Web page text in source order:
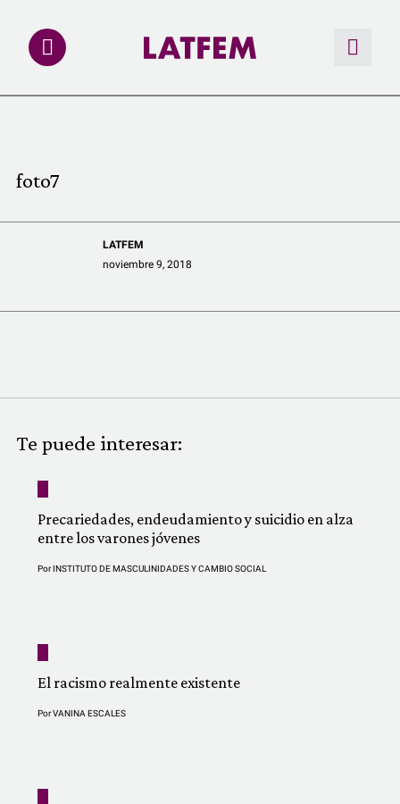
REDACCIÓN ABIERTA
LATFEMLAB.
QUIÉNES SOMOS
foto7
LATFEM
noviembre 9, 2018
Te puede interesar:
Precariedades, endeudamiento y suicidio en alza
entre los varones jóvenes
PorINSTITUTO DE MASCULINIDADES Y CAMBIO SOCIAL
El racismo realmente existente
PorVANINA ESCALES